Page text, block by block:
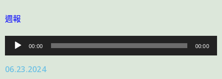
週報
訊
播
00:00 00:00
06.23.2024